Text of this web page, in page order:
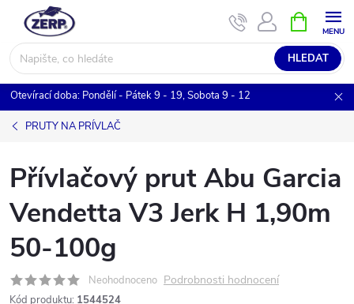
obsah
HLEDAT
NÁKUPNÍ
KOŠÍK
Otevírací doba: Pondělí - Pátek 9 - 19, Sobota 9 - 12
PRUTY NA PRÍVLAČ
Přívlačový prut Abu Garcia
Vendetta V3 Jerk H 1,90m
50-100g
Neohodnoceno Podrobnosti hodnocení
Kód produktu: 1544524